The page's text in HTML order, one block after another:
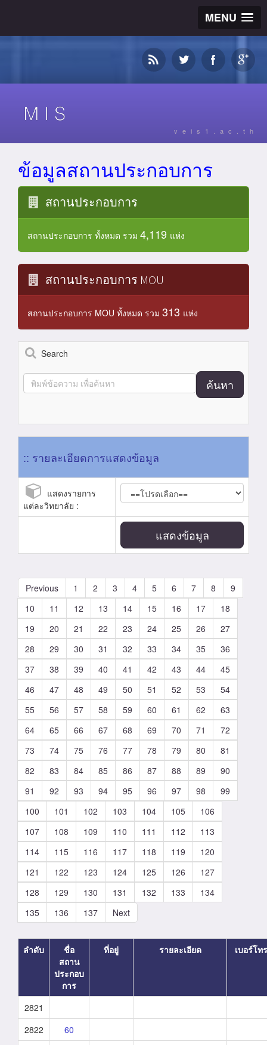
MENU
veis1.ac.th
ข้อมูลสถานประกอบการ
สถานประกอบการ
สถานประกอบการ ทั้งหมด รวม 4,119 แห่ง
สถานประกอบการ MOU
สถานประกอบการ MOU ทั้งหมด รวม 313 แห่ง
Search
ค้นหา
:: รายละเอียดการแสดงข้อมูล
แสดงรายการ
แต่ละวิทยาลัย :
แสดงข้อมูล
Previous 1 2 3 4 5 6 7 8
9
10
11 12 13 14 15 16 17
18
19
20 21 22 23 24 25 26
27
28
29 30 31 32 33 34 35
36
37
38 39 40 41 42 43 44
45
46
47 48 49 50 51 52 53
54
55
56 57 58 59 60 61 62
63
64
65 66 67 68 69 70 71
72
73
74 75 76 77 78 79 80
81
82
83 84 85 86 87 88 89
90
91
92 93 94 95 96 97 98
99
100
101 102 103 104 105
106
107
108 109 110 111 112
113
114
115 116 117 118 119
120
121
122 123 124 125 126
127
128
129 130 131 132 133
134
135
136 137 Next
ลำดับ
ชื่อ
สถาน
ประกอบ
การ
ที่อยู่ รายละเอียด เบอร์โทร
2821
2822
60